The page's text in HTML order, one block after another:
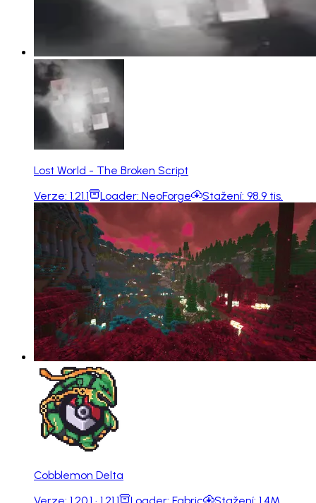
Lost World - The Broken Script
Verze: 1.21.1 Loader: NeoForge Stažení: 98.9 tis.
Cobblemon Delta